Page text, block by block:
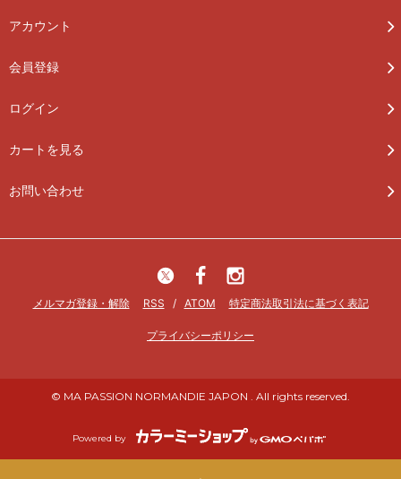
アカウント
会員登録
ログイン
カートを見る
お問い合わせ
メルマガ登録・解除 RSS / ATOM 特定商法取引法に基づく表記
プライバシーポリシー
© MA PASSION NORMANDIE JAPON . All rights reserved.
Powered by